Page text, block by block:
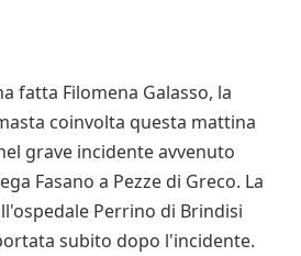
fatta Filomena Galasso, la
coinvolta questa mattina
grave incidente avvenuto
Fasano a Pezze di Greco. La
Perrino di Brindisi
subito dopo l'incidente.